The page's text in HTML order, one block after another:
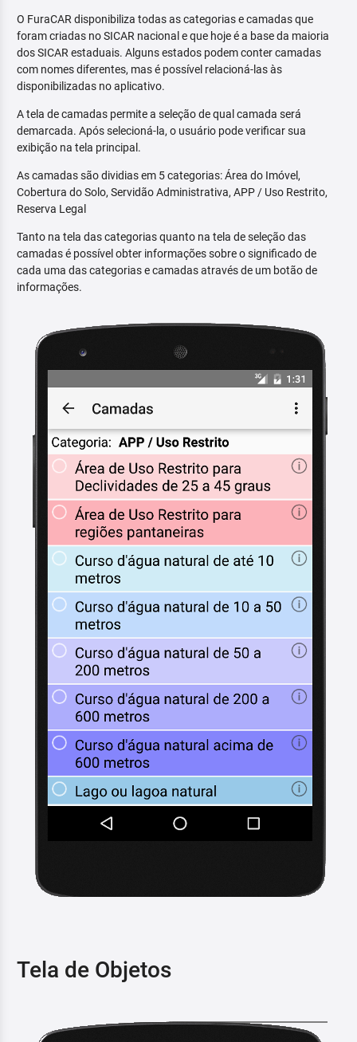
O FuraCAR disponibiliza todas as categorias e camadas que
foram criadas no SICAR nacional e que hoje é a base da maioria
dos SICAR estaduais. Alguns estados podem conter camadas
com nomes diferentes, mas é possível relacioná-las às
disponibilizadas no aplicativo.
A tela de camadas permite a seleção de qual camada será
demarcada. Após selecioná-la, o usuário pode verificar sua
exibição na tela principal.
As camadas são dividias em 5 categorias: Área do Imóvel,
Cobertura do Solo, Servidão Administrativa, APP / Uso Restrito,
Reserva Legal
Tanto na tela das categorias quanto na tela de seleção das
camadas é possível obter informações sobre o significado de
cada uma das categorias e camadas através de um botão de
informações.
Tela de Objetos